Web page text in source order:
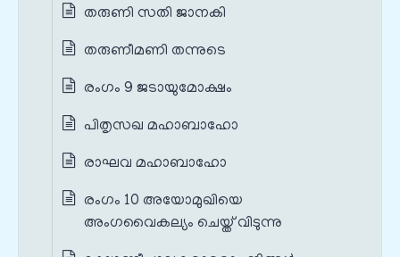
തരുണി സതി ജാനകി
തരുണീമണി തന്നുടെ
രംഗം 9 ജടായുമോക്ഷം
പിതൃസഖ മഹാബാഹോ
രാഘവ മഹാബാഹോ
രംഗം 10 അയോമുഖിയെ
അംഗവൈകല്യം ചെയ്ത് വിടുന്നു